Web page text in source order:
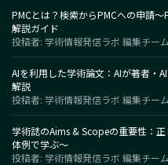
PMCとは？検索からPMCへの申請
解説ガイド
投稿者: 学術情報発信ラボ 編集チーム
AIを利用した学術論文：AIが著者・
解説
投稿者: 学術情報発信ラボ 編集チーム
学術誌のAims & Scopeの重要性：
体例で学ぶ〜
投稿者: 学術情報発信ラボ 編集チーム